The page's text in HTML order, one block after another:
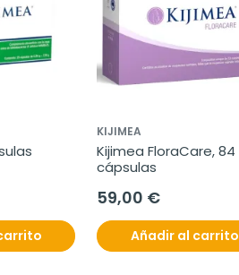
KIJIMEA
Kijimea FloraCare, 84
cápsulas
59,00 €
Añadir al carrito